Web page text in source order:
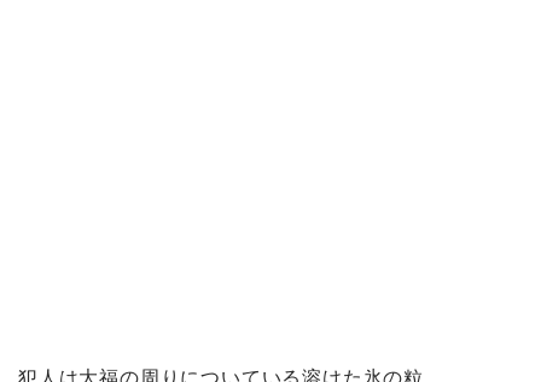
犯人は大福の周りについている溶けた氷の粒。